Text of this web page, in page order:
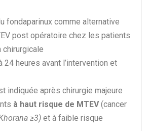
fondaparinux comme alternative
post opératoire chez les patients
chirurgicale
heures avant l’intervention et
indiquée après chirurgie majeure
à haut risque de MTEV(cancer
≥3) et à faible risque